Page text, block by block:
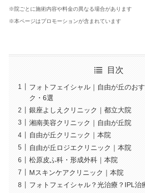
※院ごとに施術内容や料金の異なる場合があります
※本ページはプロモーションが含まれています
目次
フォトフェイシャル｜自由が丘のお
ク・6選
銀座よしえクリニック｜都立大院
湘南美容クリニック｜自由が丘院
自由が丘クリニック｜本院
自由が丘ロジエクリニック｜本院
松原皮ふ科・形成外科｜本院
Mスキンケアクリニック｜本院
フォトフェイシャル？光治療？IPL治